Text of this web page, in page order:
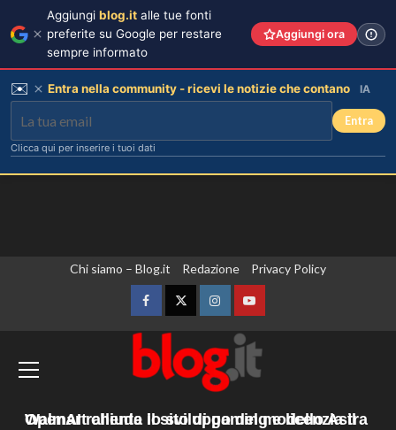
Chi siamo – Blog.it Redazione Privacy Policy
FacebookTwitterInstagramYouTube
principale
Madrid annuncia controlli alle frontiere
per i viaggiatori provenienti dall’Italia
Giuseppe Recca 8 Agosto 2026 : 1:50
Walmart chiude il sito di gaming e licenzia il
OpenAI rallenta lo sviluppo del modello Astra
Elisabetta Gregoraci incontra la
sorella in Costa Smeralda: momenti
da ricordare insieme.
4
Il midi dress azzurro di Harriet
Phillips: l’eleganza estiva che non
Aggiungi blog.it alle tue fonti
preferite su Google per restare
sempre informato
Aggiungi ora
✉️ Entra nella community - ricevi le notizie che contano IA
Entra
Clicca qui per inserire i tuoi dati